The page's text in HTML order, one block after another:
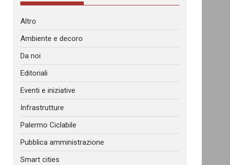
Altro
Ambiente e decoro
Da noi
Editoriali
Eventi e iniziative
Infrastrutture
Palermo Ciclabile
Pubblica amministrazione
Smart cities